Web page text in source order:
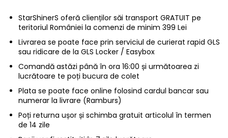
StarShinerS oferă clienților săi transport GRATUIT pe
teritoriul României la comenzi de minim 399 Lei
Livrarea se poate face prin serviciul de curierat rapid GLS
sau ridicare de la GLS Locker / Easybox
Comandă astăzi până în ora 16:00 și următoarea zi
lucrătoare te poți bucura de colet
Plata se poate face online folosind cardul bancar sau
numerar la livrare (Ramburs)
Poți returna ușor și schimba gratuit articolul în termen
de 14 zile